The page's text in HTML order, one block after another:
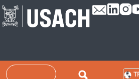
Passar para o conteúdo principal
Pesquisar